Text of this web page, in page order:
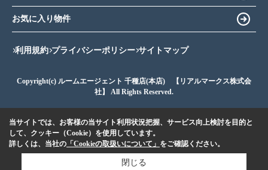
お気に入り物件
利用規約 プライバシーポリシー サイトマップ
Copyright(c) ルームエージェント 千種店(本店) 【リアルマークス株式会
社】 All Rights Reserved.
当サイトでは、お客様の当サイト利用状況把握、サービス向上検討を目的と
して、クッキー（Cookie）を使用しています。
詳しくは、当社の 「Cookieの取扱いについて」 をご確認ください。
閉じる